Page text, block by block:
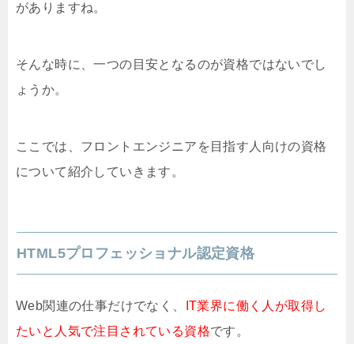
がありますね。
そんな時に、一つの目安となるのが資格ではないでし
ょうか。
ここでは、フロントエンジニアを目指す人向けの資格
について紹介していきます。
HTML5プロフェッショナル認定資格
Web関連の仕事だけでなく、
IT業界に働く人が取得し
たいと人気で注目されている資格です。